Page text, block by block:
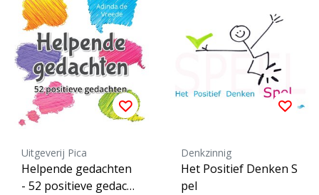
Uitgeverij Pica
Helpende gedachten
- 52 positieve gedacht
Denkzinnig
Het Positief Denken S
pel